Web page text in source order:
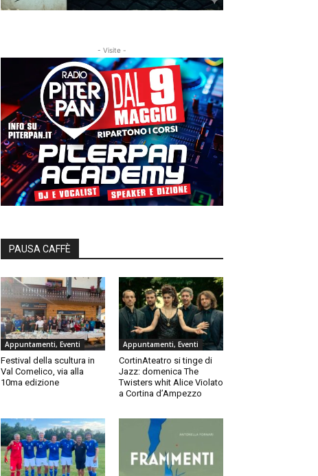
- Visite -
PAUSA CAFFÈ
Appuntamenti, Eventi
Festival della scultura in
Val Comelico, via alla
10ma edizione
Appuntamenti, Eventi
CortinAteatro si tinge di
Jazz: domenica The
Twisters whit Alice Violato
a Cortina d’Ampezzo